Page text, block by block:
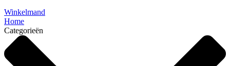
Winkelmand
Home
Categorieën